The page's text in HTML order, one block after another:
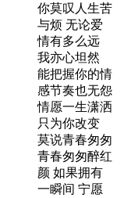
你莫叹人生苦
与烦 无论爱
情有多么远
我亦心坦然
能把握你的情
感节奏也无怨
情愿一生潇洒
只为你改变
莫说青春匆匆
青春匆匆醉红
颜 如果拥有
一瞬间 宁愿